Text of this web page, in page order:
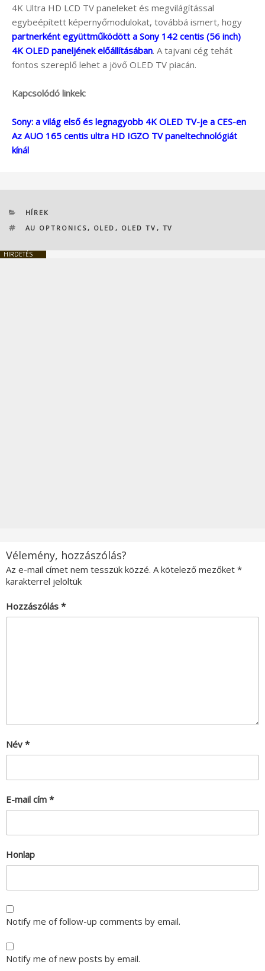
4K Ultra HD LCD TV paneleket és megvilágítással
egybeépített képernyőmodulokat, továbbá ismert, hogy
partnerként együttműködött a Sony 142 centis (56 inch)
4K OLED paneljének előállításában. A tajvani cég tehát
fontos szereplő lehet a jövő OLED TV piacán.
Kapcsolódó linkek:
Sony: a világ első és legnagyobb 4K OLED TV-je a CES-en
Az AUO 165 centis ultra HD IGZO TV paneltechnológiát
kínál
KATEGÓRIÁK
HÍREK
CÍMKÉK
AU OPTRONICS, OLED , OLED TV , TV
HIRDETÉS
Vélemény, hozzászólás?
Az e-mail címet nem tesszük közzé. A kötelező mezőket *
karakterrel jelöltük
Hozzászólás *
Név *
E-mail cím *
Honlap
Notify me of follow-up comments by email.
Notify me of new posts by email.